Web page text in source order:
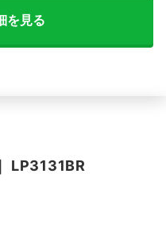
を見る
LP3131BR